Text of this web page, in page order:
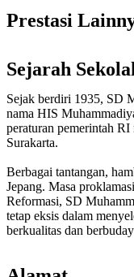
Prestasi
Sejarah
Sejak berdiri 1935, SD
nama HIS
peraturan pemerintah
Surakarta.
Berbagai tantangan,
Jepang. Masa
Reformasi, SD
tetap eksis dalam
berkualitas dan